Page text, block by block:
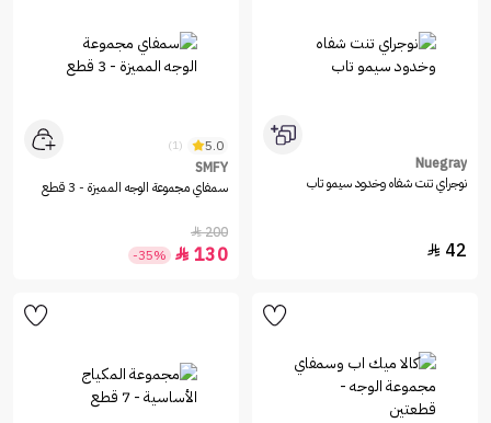
Nuegray
نوجراي تنت شفاه وخدود سيمو تاب
42

5.0
(1)
SMFY
سمفاي مجموعة الوجه المميزة - 3 قطع
200

130

-35%